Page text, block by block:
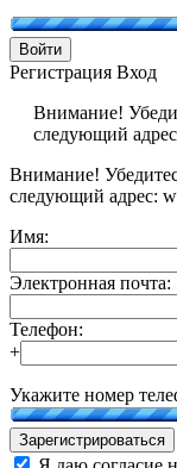
Войти
Регистрация Вход
Внимание!
следующий
Внимание!
следующий адрес:
Имя:
Электронная почта:
Телефон:
+
Укажите номер
Зарегистрироваться